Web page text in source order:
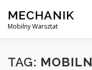
content
MECHANIK
Mobilny Warsztat
MOBILNY MECHANIK
TAG: